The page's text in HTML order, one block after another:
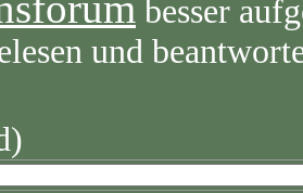
besser
und